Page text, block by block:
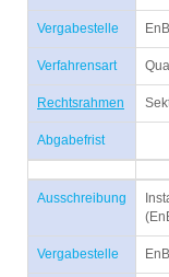
Vergabestelle
Verfahrensart
Rechtsrahmen
Abgabefrist
Ausschreibung
Vergabestelle